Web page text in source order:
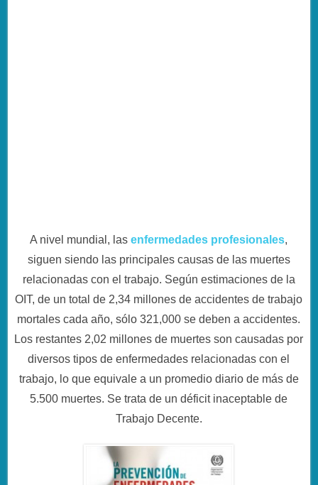
A nivel mundial, lasenfermedades profesionales,
siguen siendo las principales causas de las muertes
relacionadas con el trabajo. Según estimaciones de la
OIT, de un total de 2,34 millones de accidentes de trabajo
mortales cada año, sólo 321,000 se deben a accidentes.
Los restantes 2,02 millones de muertes son causadas por
diversos tipos de enfermedades relacionadas con el
trabajo, lo que equivale a un promedio diario de más de
5.500 muertes. Se trata de un déficit inaceptable de
Trabajo Decente.